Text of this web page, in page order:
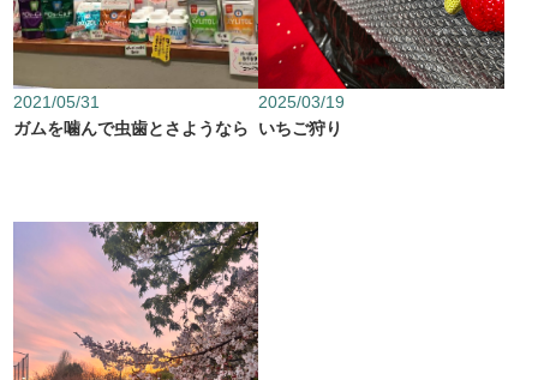
2021/05/31
ガムを噛んで虫歯とさようなら
2025/03/19
いちご狩り